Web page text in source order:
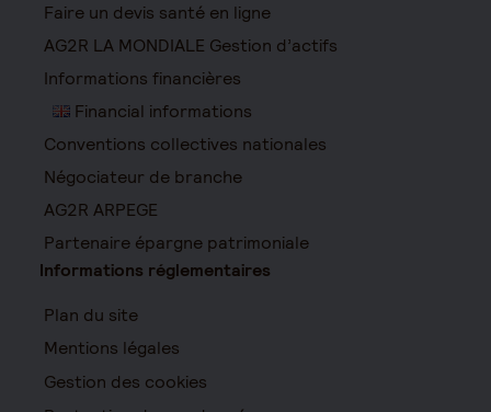
Faire un devis santé en ligne
AG2R LA MONDIALE Gestion d’actifs
Informations financières
Financial informations
Conventions collectives nationales
Négociateur de branche
AG2R ARPEGE
Partenaire épargne patrimoniale
Informations réglementaires
Plan du site
Mentions légales
Gestion des cookies